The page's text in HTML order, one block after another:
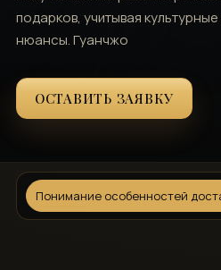
подарков, учитывая
нюансы. Гуанчжо
ОСТАВИТЬ ЗАЯВКУ
Понимание особенностей